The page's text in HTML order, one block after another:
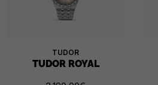
TUDOR
TUDOR ROYAL